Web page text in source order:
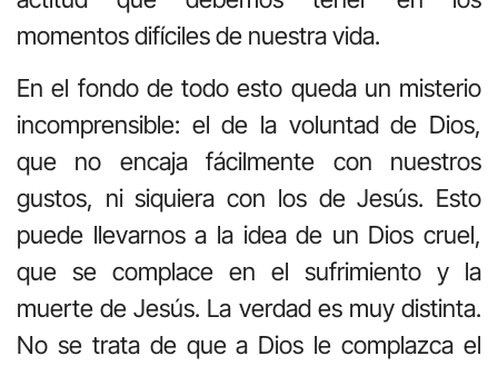
momentos difíciles de nuestra vida.
En el fondo de todo esto queda un misterio
incomprensible: el de la voluntad de Dios,
que no encaja fácilmente con nuestros
gustos, ni siquiera con los de Jesús. Esto
puede llevarnos a la idea de un Dios cruel,
que se complace en el sufrimiento y la
muerte de Jesús. La verdad es muy distinta.
No se trata de que a Dios le complazca el